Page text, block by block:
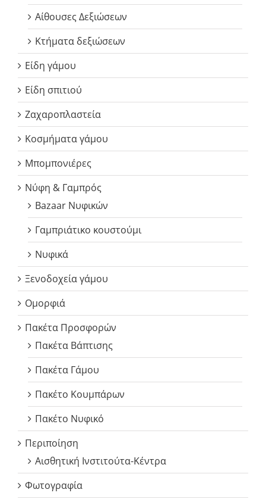
Αίθουσες Δεξιώσεων
Κτήματα δεξιώσεων
Είδη γάμου
Είδη σπιτιού
Ζαχαροπλαστεία
Κοσμήματα γάμου
Μπομπονιέρες
Νύφη & Γαμπρός
Bazaar Νυφικών
Γαμπριάτικο κουστούμι
Νυφικά
Ξενοδοχεία γάμου
Ομορφιά
Πακέτα Προσφορών
Πακέτα Βάπτισης
Πακέτα Γάμου
Πακέτο Κουμπάρων
Πακέτο Νυφικό
Περιποίηση
Αισθητική Ινστιτούτα-Κέντρα
Φωτογραφία